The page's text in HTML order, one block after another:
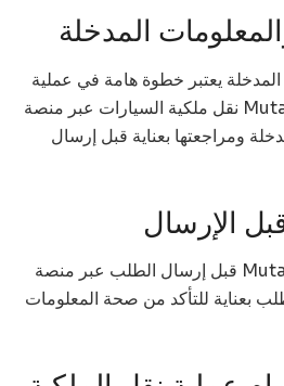
المدخلة
المدخلة يعتبر خطوة هامة في عملية
نقل ملكية السيارات عبر منصة Mutationvehicule.ma. يجب
ومراجعتها بعناية قبل إرسال
الإرسال
قبل إرسال الطلب عبر منصة Mutationvehicule.ma، يجب
بعناية للتأكد من صحة المعلومات